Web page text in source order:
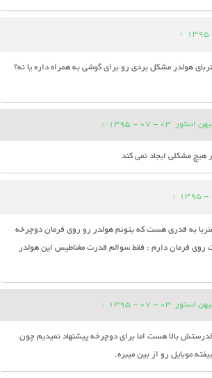
:
هولدر مشکل بردی رو برای گوشی به همراه داره یا نه؟
استور 03 - 07 - 1395
:
هیچ مشکلی ایجاد نمی کند
:
به قدری هست که بتونم هولدر رو روی فرمان دوچرخه
فرمان دارم : فقط سوالم قدرت مغناطیس این هولدر
استور 03 - 07 - 1395
:
فدرستش بالا هست اما برای دوچرخه پیشنهاد نمیدیم چون